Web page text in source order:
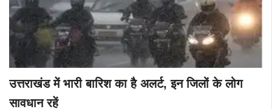
उत्तराखंड में भारी बारिश का है अलर्ट, इन जिलों के लोग
सावधान रहें